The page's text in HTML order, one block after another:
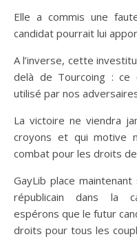
Elle a commis une
candidat pourrait lui
A l’inverse, cette
delà de Tourcoing : ce
utilisé par nos
La victoire ne viendra
croyons et qui motive
combat pour les droits de
GayLib place
républicain dans la
espérons que le futur
droits pour tous les